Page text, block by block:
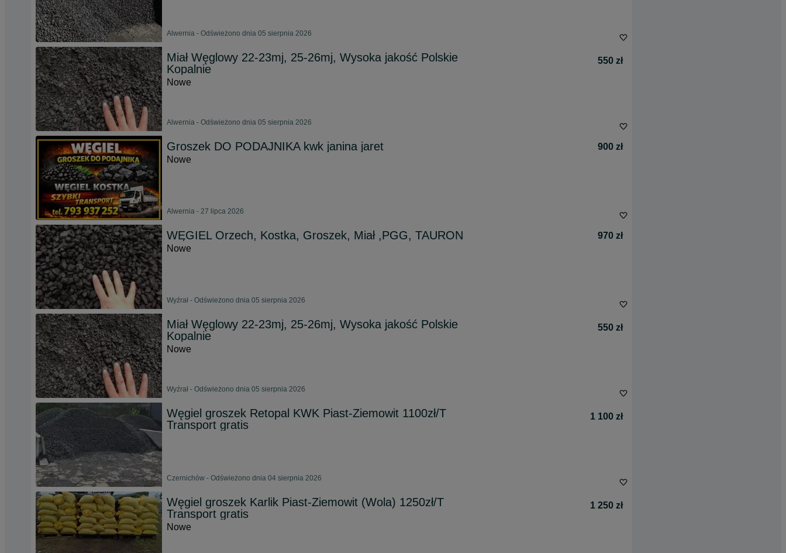
Alwernia - Odświeżono dnia 05 sierpnia 2026
Miał Węglowy 22-23mj, 25-26mj, Wysoka jakość Polskie
Kopalnie
550 zł
Nowe
Alwernia - Odświeżono dnia 05 sierpnia 2026
Groszek DO PODAJNIKA kwk janina jaret
900 zł
Nowe
Alwernia - 27 lipca 2026
WĘGIEL Orzech, Kostka, Groszek, Miał ,PGG, TAURON
970 zł
Nowe
Wyźrał - Odświeżono dnia 05 sierpnia 2026
Miał Węglowy 22-23mj, 25-26mj, Wysoka jakość Polskie
Kopalnie
550 zł
Nowe
Wyźrał - Odświeżono dnia 05 sierpnia 2026
Węgiel groszek Retopal KWK Piast-Ziemowit 1100zł/T
Transport gratis
1 100 zł
Czernichów - Odświeżono dnia 04 sierpnia 2026
Węgiel groszek Karlik Piast-Ziemowit (Wola) 1250zł/T
Transport gratis
1 250 zł
Nowe